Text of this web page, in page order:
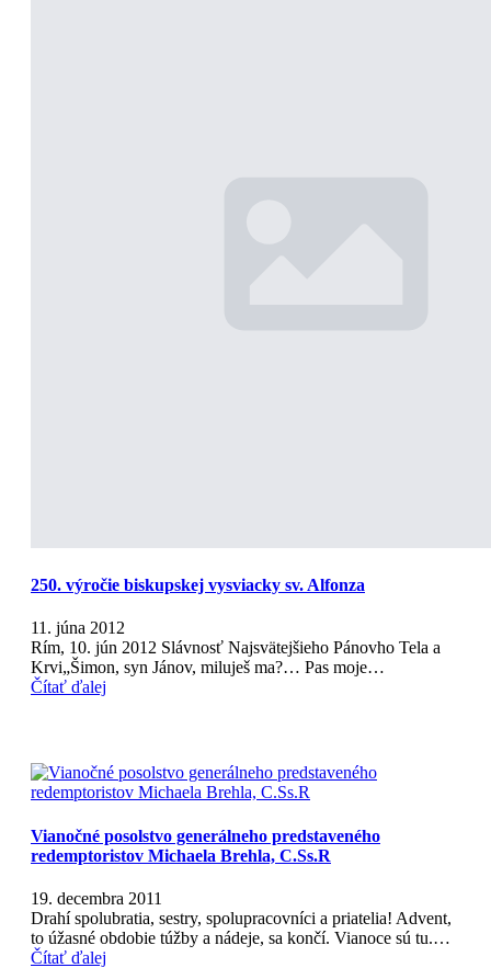
250. výročie biskupskej vysviacky sv. Alfonza
11. júna 2012
Rím, 10. jún 2012 Slávnosť Najsvätejšieho Pánovho Tela a
Krvi„Šimon, syn Jánov, miluješ ma?… Pas moje…
Čítať ďalej
Vianočné posolstvo generálneho predstaveného
redemptoristov Michaela Brehla, C.Ss.R
19. decembra 2011
Drahí spolubratia, sestry, spolupracovníci a priatelia! Advent,
to úžasné obdobie túžby a nádeje, sa končí. Vianoce sú tu.…
Čítať ďalej